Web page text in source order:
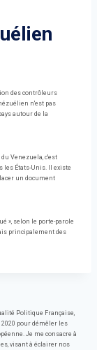
des contrôleurs
n'est pas
autour de la
Venezuela, c'est
les États-Unis. Il existe
un document
», selon le porte-parole
principalement des
Politique Française,
pour démêler les
Je me consacre à
visant à éclairer nos